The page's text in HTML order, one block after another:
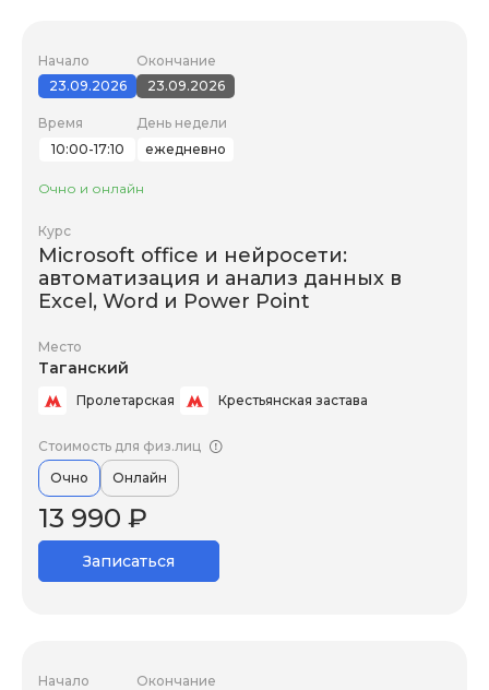
Начало
23.09.2026
Окончание
23.09.2026
Время
10:00-17:10
День недели
ежедневно
Очно и онлайн
Курс
Microsoft office и нейросети:
автоматизация и анализ данных в
Excel, Word и Power Point
Место
Таганский
Пролетарская Крестьянская застава
Стоимость для физ.лиц
Очно
Онлайн
13 990 ₽
Записаться
Начало
Окончание